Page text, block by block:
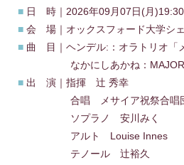
■ 日 時｜2026年09月07日(月
■ 会 場｜オックスフォード大学シ
■ 曲 目｜ヘンデル:：オラトリオ「
なかにしあかね：MAJORA
■ 出 演｜指揮 辻 秀幸
合唱 メサイア祝祭合唱
ソプラノ 安川みく
アルト Louise Innes
テノール 辻裕久